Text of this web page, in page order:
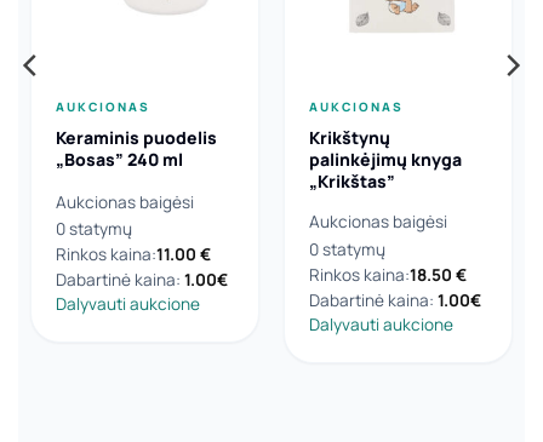
AUKCIONAS
Keraminis puodelis
„Bosas” 240 ml
Aukcionas baigėsi
0 statymų
Rinkos kaina:11.00 €
Dabartinė kaina: 1.00€
Dalyvauti aukcione
AUKCIONAS
Krikštynų
palinkėjimų knyga
„Krikštas”
Aukcionas baigėsi
0 statymų
Rinkos kaina:18.50 €
Dabartinė kaina: 1.00€
Dalyvauti aukcione